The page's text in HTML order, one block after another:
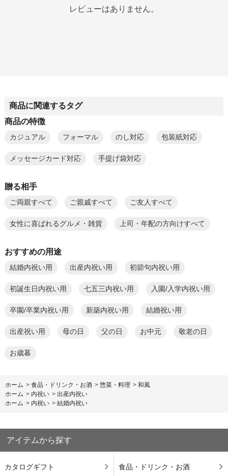
レビューはありません。
商品に関連するタグ
商品の特徴
カジュアル フォーマル のし対応 包装紙対応
メッセージカード対応 手提げ袋対応
贈る相手
ご両親すべて ご親戚すべて ご友人すべて
女性に喜ばれるグルメ・雑貨 上司・年配の方向けすべて
おすすめの用途
結婚内祝い用 出産内祝い用 初節句内祝い用
初誕生日内祝い用 七五三内祝い用 入園/入学内祝い用
卒園/卒業内祝い用 新築内祝い用 結婚祝い用
出産祝い用 母の日 父の日 お中元 敬老の日
お歳暮
ホーム > 食品・ドリンク・お酒 > 惣菜・料理 > 和風
ホーム > 内祝い > 出産内祝い
ホーム > 内祝い > 結婚内祝い
アイテムから探す
カタログギフト 食品・ドリンク・お酒